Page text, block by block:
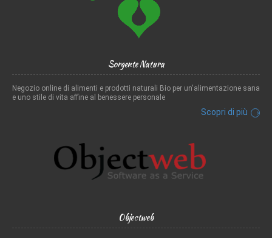
Sorgente Natura
Negozio online di alimenti e prodotti naturali Bio per un'alimentazione sana
e uno stile di vita affine al benessere personale
Scopri di più
Objectweb